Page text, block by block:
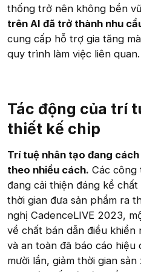
thống trở nên không bền
trên AI đã trở thành nhu
cung cấp hỗ trợ gia tăng
quy trình làm việc liên quan.
Tác động của trí
thiết kế chip​
Trí tuệ nhân tạo đang
theo nhiều cách. Các công
đang cải thiện đáng kể
thời gian đưa sản phẩm ra
nghị CadenceLIVE 2023,
về chất bán dẫn điều
và an toàn đã báo cáo hiệu
mười lần, giảm thời gian